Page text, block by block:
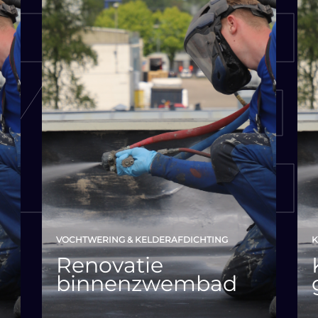
Renovatie
binnenzwembad
VOCHTWERING & KELDERAFDICHTING